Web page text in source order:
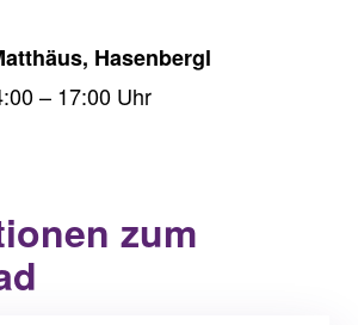
Hasenbergl
– 17:00 Uhr
zum